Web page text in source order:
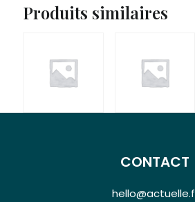
Produits similaires
CONTACT